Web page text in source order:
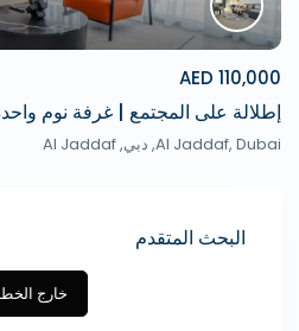
110,000 AED
إطلالة على المجتمع | غرفة نوم
Al Jaddaf, Dubai, دبي,
Al Jaddaf
البحث المتقدم
خارج